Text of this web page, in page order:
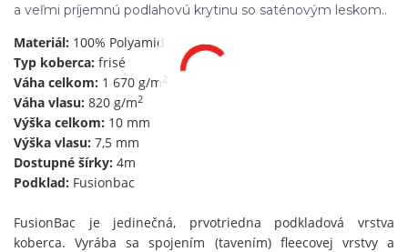
a veľmi príjemnú podlahovú krytinu so saténovým leskom..
Materiál: 100% Polyamid
Typ koberca: frisé
Váha celkom: 1 670 g/m2
Váha vlasu: 820 g/m2
Výška celkom: 10 mm
Výška vlasu: 7,5 mm
Dostupné šírky: 4m
Podklad: Fusionbac
FusionBac je jedinečná, prvotriedna podkladová vrstva
koberca. Vyrába sa spojením (tavením) fleecovej vrstvy a